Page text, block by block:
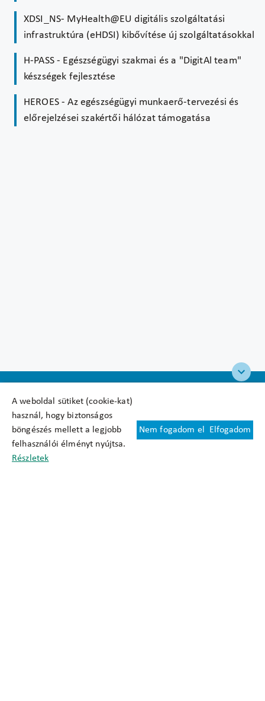
A weboldal sütiket (cookie-kat)
használ, hogy biztonságos
böngészés mellett a legjobb
felhasználói élményt nyújtsa.
Részletek
Nem fogadom el Elfogadom
XDSI_NS- MyHealth@EU digitális szolgáltatási
infrastruktúra (eHDSI) kibővítése új szolgáltatásokkal
H-PASS - Egészségügyi szakmai és a "DigitAl team"
készségek fejlesztése
HEROES - Az egészségügyi munkaerő-tervezési és
előrejelzései szakértői hálózat támogatása
Felhasználási feltételek